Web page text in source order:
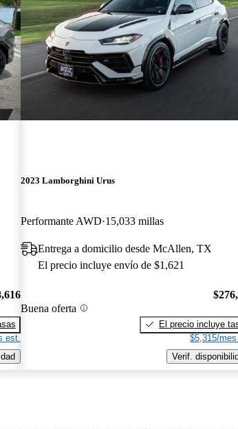
est.
2023 Lamborghini Urus
Performante AWD 15,033 millas
Entrega a domicilio desde McAllen, TX
El precio incluye envío de $1,621
Buena oferta
El precio incluye
$5,315/mes
Verif.